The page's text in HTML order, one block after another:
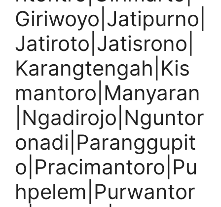
Giriwoyo|Jatipurno|
Jatiroto|Jatisrono|
Karangtengah|Kis
mantoro|Manyaran
|Ngadirojo|Nguntor
onadi|Paranggupit
o|Pracimantoro|Pu
hpelem|Purwantor